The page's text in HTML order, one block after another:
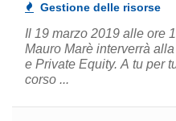
Gestione delle risorse
Il 19 marzo 2019 alle ore
Mauro Marè interverrà
e Private Equity. A tu per
corso ...